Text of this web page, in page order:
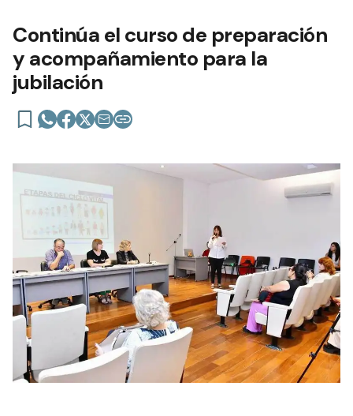
Continúa el curso de preparación
y acompañamiento para la
jubilación